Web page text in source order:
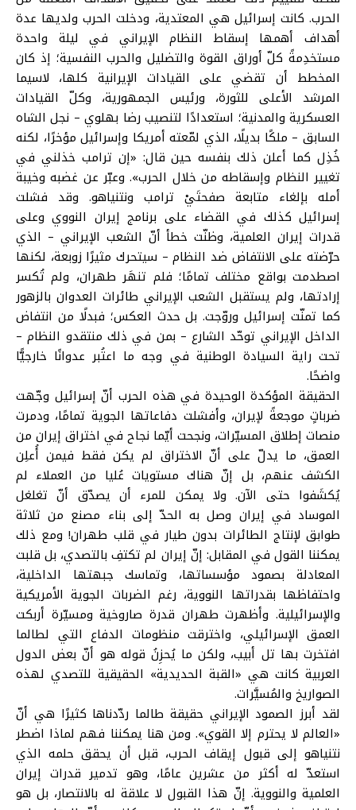
الحرب. كانت إسرائيل هي المعتدية، ودخلت الحرب ولديها عدة
أهداف أهمها إسقاط النظام الإيراني في ليلة واحدة
مستخدِمةً كلّ أوراق القوة والتضليل والحرب النفسية؛ إذ كان
المخطط أن تقضي على القيادات الإيرانية كلها، لاسيما
المرشد الأعلى للثورة، ورئيس الجمهورية، وكلّ القيادات
العسكرية والمدنية؛ استعدادًا لتنصيب رضا بهلوي – نجل الشاه
السابق – ملكًا بديلًا، الذي لمّعته أمريكا وإسرائيل مؤخرًا، لكنه
خُذِل كما أعلن ذلك بنفسه حين قال: «إن ترامب خذلني في
تغيير النظام وإسقاطه من خلال الحرب». وعبّر عن غضبه وخيبة
أمله بإلغاء متابعة صفحتَيْ ترامب ونتنياهو. وقد فشلت
إسرائيل كذلك في القضاء على برنامج إيران النووي وعلى
قدرات إيران العلمية، وظنّت خطأ أنّ الشعب الإيراني – الذي
حرّضته على الانتفاض ضد النظام – سيتحرك مثيرًا زوبعة، لكنها
اصطدمت بواقع مختلف تمامًا؛ فلم تنهَر طهران، ولم تُكسر
إرادتها، ولم يستقبل الشعب الإيراني طائرات العدوان بالزهور
كما تمنّت إسرائيل وروّجت. بل حدث العكس؛ فبدلًا من انتفاض
الداخل الإيراني توحّد الشارع – بمن في ذلك منتقدو النظام –
تحت راية السيادة الوطنية في وجه ما اعتُبر عدوانًا خارجيًّا
واضحًا.
الحقيقة المؤكدة الوحيدة في هذه الحرب أنّ إسرائيل وجّهت
ضرباتٍ موجعةً لإيران، وأفشلت دفاعاتها الجوية تمامًا، ودمرت
منصات إطلاق المسيّرات، ونجحت أيّما نجاح في اختراق إيران من
العمق، ما يدلّ على أنّ الاختراق لم يكن فقط فيمن أُعلِن
الكشف عنهم، بل إنّ هناك مستويات عُليا من العملاء لم
يُكشَفوا حتى الآن. ولا يمكن للمرء أن يصدّق أنّ تغلغل
الموساد في إيران وصل به الحدّ إلى بناء مصنع من ثلاثة
طوابق لإنتاج الطائرات بدون طيار في قلب طهران! ومع ذلك
يمكننا القول في المقابل: إنّ إيران لم تكتفِ بالتصدي، بل قلبت
المعادلة بصمود مؤسساتها، وتماسك جبهتها الداخلية،
واحتفاظها بقدراتها النووية، رغم الضربات الجوية الأمريكية
والإسرائيلية. وأظهرت طهران قدرة صاروخية ومسيّرة أربكت
العمق الإسرائيلي، واخترقت منظومات الدفاع التي لطالما
افتخرت بها تل أبيب، ولكن ما يُحزِنُ قوله هو أنّ بعض الدول
العربية كانت هي «القبة الحديدية» الحقيقية للتصدي لهذه
الصواريخ والمُسيَّرات.
لقد أبرز الصمود الإيراني حقيقة طالما ردّدناها كثيرًا هي أنّ
«العالم لا يحترم إلا القوي». ومن هنا يمكننا فهم لماذا اضطر
نتنياهو إلى قبول إيقاف الحرب، قبل أن يحقق حلمه الذي
استعدّ له أكثر من عشرين عامًا، وهو تدمير قدرات إيران
العلمية والنووية. إنّ هذا القبول لا علاقة له بالانتصار، بل هو